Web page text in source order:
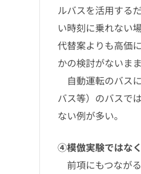
ルバスを活用する
い時刻に乗れない
代替案よりも高価
かの検討がないま
自動運転のバス
バス等）のバスで
ない例が多い。
④模倣実験ではな
前項にもつなが